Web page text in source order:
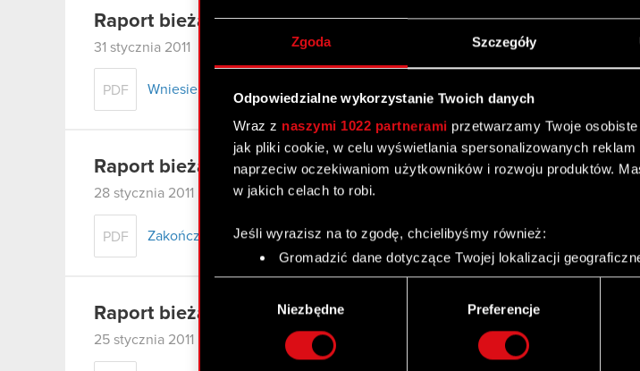
Zgoda Szczegóły
Odpowiedzialne wykorzystanie Twoich danych
Wraz z naszymi 1022 partnerami przetwarzamy Twoje
jak pliki cookie, w celu wyświetlania spersonalizowanych
naprzeciw oczekiwaniom użytkowników i rozwoju produktów.
w jakich celach to robi.
Jeśli wyrazisz na to zgodę, chcielibyśmy również:
Gromadzić dane dotyczące Twojej lokalizacji
Identyfikować Twoje urządzenie, aktywnie analizując
Dowiedz się więcej odnośnie tego, jak Twoje osobiste dane są
szczegółów . W Deklaracji plików cookie możesz zmienić lub
Niezbędne Preferencje
Raport bieżący nr 9/2011
31 stycznia 2011
PDF Wniesienie wkładów na pokrycie akcji serii I
Raport bieżący nr 8/2011
28 stycznia 2011
PDF Zakończenie oferty akcji serii I
Raport bieżący nr 7/2011
25 stycznia 2011